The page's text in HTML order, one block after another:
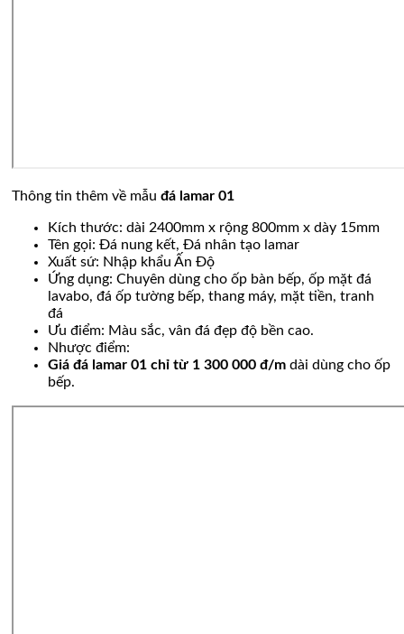
Thông tin thêm về mẫu đá lamar 01
Kích thước: dài 2400mm x rộng 800mm x dày 15mm
Tên gọi: Đá nung kết, Đá nhân tạo lamar
Xuất sứ: Nhập khẩu Ấn Độ
Ứng dụng: Chuyên dùng cho ốp bàn bếp, ốp mặt đá
lavabo, đá ốp tường bếp, thang máy, mặt tiền, tranh
đá
Ưu điểm: Màu sắc, vân đá đẹp độ bền cao.
Nhược điểm:
Giá đá lamar 01 chỉ từ 1 300 000 đ/m dài dùng cho ốp
bếp.